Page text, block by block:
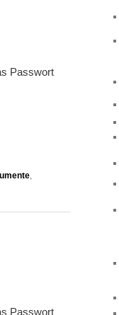
Passwort
Passwort